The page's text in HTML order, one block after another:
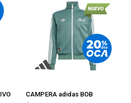
CAMPERA adidas BOB